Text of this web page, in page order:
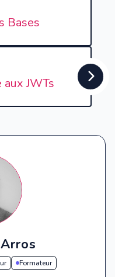
Bases
JWTs
Formateur